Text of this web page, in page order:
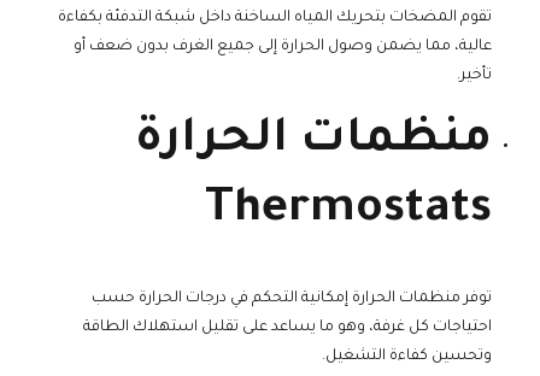
تقوم المضخات بتحريك المياه الساخنة داخل شبكة التدفئة بكفاءة
عالية، مما يضمن وصول الحرارة إلى جميع الغرف بدون ضعف أو
تأخير.
منظمات الحرارة
Thermostats
توفر منظمات الحرارة إمكانية التحكم في درجات الحرارة حسب
احتياجات كل غرفة، وهو ما يساعد على تقليل استهلاك الطاقة
وتحسين كفاءة التشغيل.